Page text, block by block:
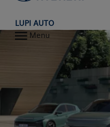
LUPI AUTO
Menu